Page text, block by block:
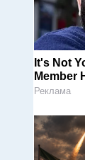
It's Not
Member
Реклама